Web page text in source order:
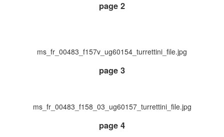
page 2
ms_fr_00483_f157v_ug60154_turrettini_file.jpg
page 3
ms_fr_00483_f158_03_ug60157_turrettini_file.jpg
page 4